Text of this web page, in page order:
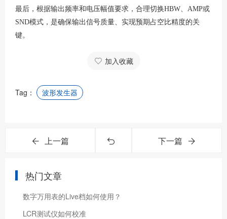
最后，根据输出频率和电压幅值要求，合理切换HBW、AMP或
SND模式，是确保输出信号质量、实现预期占空比精度的关
键。
加入收藏
Tag： 波形发生器
上一篇 下一篇
热门文章
数字万用表的Live档如何使用？
LCR测试仪如何校准